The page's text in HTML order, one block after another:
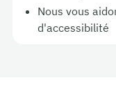
Nous vous
d'accessibilité